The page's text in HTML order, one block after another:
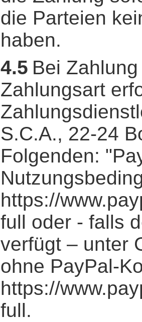
die Parteien
haben.
4.5 Bei
Zahlungsart
S.C.A., 22-24
Folgenden:
https://
full oder - falls
verfügt – unter
ohne PayPal-
https://
full.